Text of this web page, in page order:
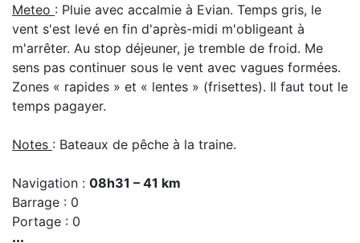
Meteo : Pluie avec accalmie à Evian. Temps gris, le
vent s'est levé en fin d'après-midi m'obligeant à
m'arrêter. Au stop déjeuner, je tremble de froid. Me
sens pas continuer sous le vent avec vagues formées.
Zones « rapides » et « lentes » (frisettes). Il faut tout le
temps pagayer.
Notes : Bateaux de pêche à la traine.
Navigation : 08h31 – 41 km
Barrage : 0
Portage : 0